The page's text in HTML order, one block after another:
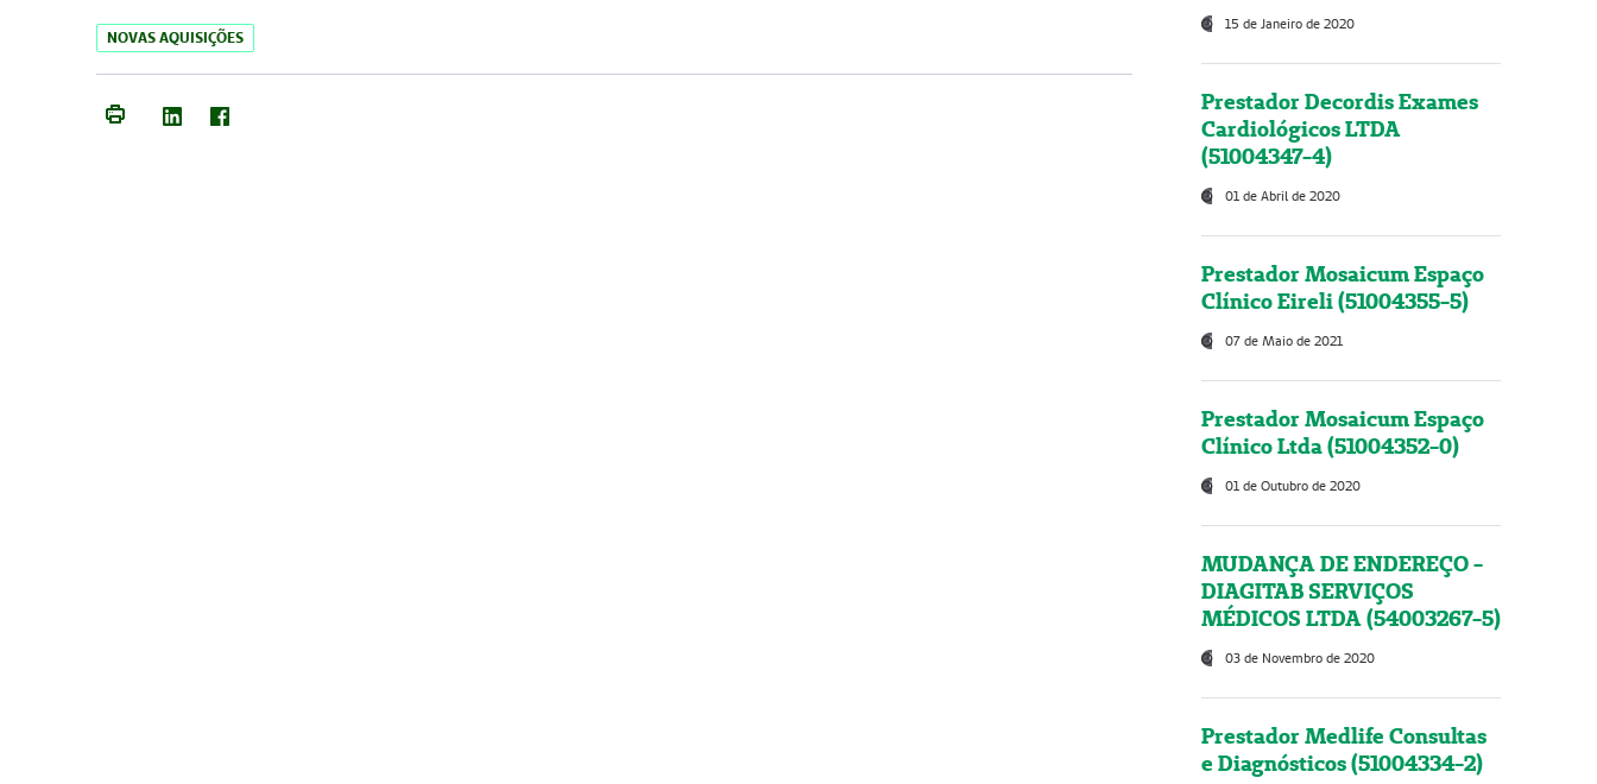
NOVAS AQUISIÇÕES
15 de Janeiro de 2020
Prestador Decordis Exames
Cardiológicos LTDA
(51004347-4)
01 de Abril de 2020
Prestador Mosaicum Espaço
Clínico Eireli (51004355-5)
07 de Maio de 2021
Prestador Mosaicum Espaço
Clínico Ltda (51004352-0)
01 de Outubro de 2020
MUDANÇA DE ENDEREÇO -
DIAGITAB SERVIÇOS
MÉDICOS LTDA (54003267-5)
03 de Novembro de 2020
Prestador Medlife Consultas
e Diagnósticos (51004334-2)